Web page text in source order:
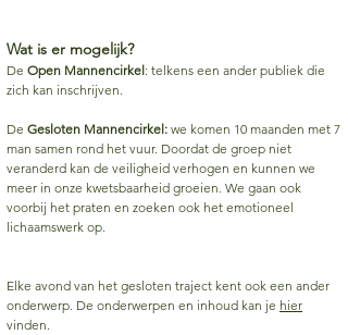
Wat is er mogelijk?
De Open Mannencirkel: telkens een ander publiek die
zich kan inschrijven.
De Gesloten Mannencirkel: we komen 10 maanden met 7
man samen rond het vuur. Doordat de groep niet
veranderd kan de veiligheid verhogen en kunnen we
meer in onze kwetsbaarheid groeien. We gaan ook
voorbij het praten en zoeken ook het emotioneel
lichaamswerk op.
Elke avond van het gesloten traject kent ook een ander
onderwerp. De onderwerpen en inhoud kan je hier
vinden.